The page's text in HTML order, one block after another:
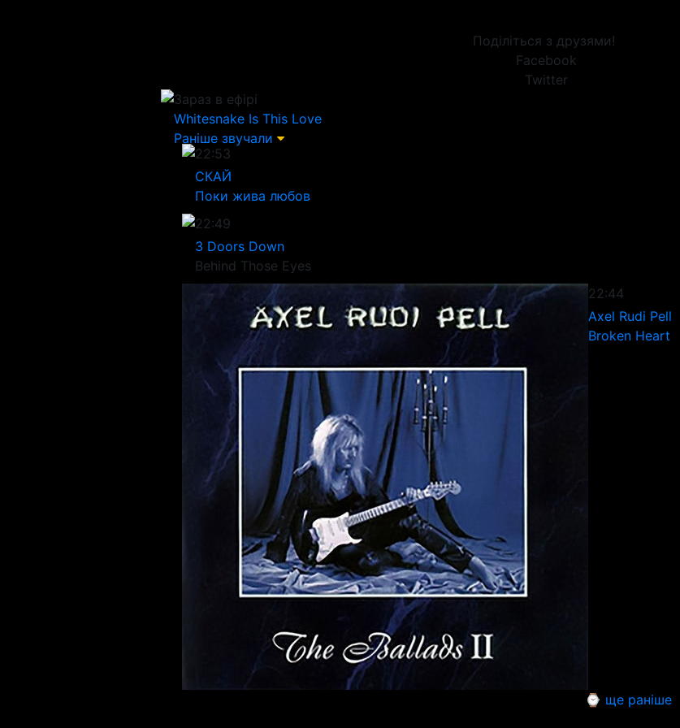
Поділіться з друзями!
Facebook
Twitter
Зараз в ефірі
Whitesnake Is This Love
Раніше звучали
22:53
СКАЙ
Поки жива любов
22:49
3 Doors Down
Behind Those Eyes
22:44
Axel Rudi Pell
Broken Heart
⌚ ще раніше